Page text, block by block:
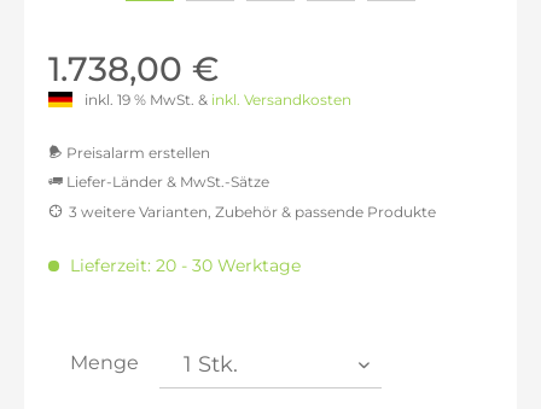
1.738,00 €
inkl. 19 % MwSt. & inkl. Versandkosten
Preisalarm erstellen
Liefer-Länder & MwSt.-Sätze
inkl. 16% MwSt.: 1.694,18 €
inkl. 21% MwSt.: 1.767,21 €
inkl. 22% MwSt.: 1.781,82 €
3 weitere Varianten, Zubehör & passende Produkte
Lieferzeit: 20 - 30 Werktage
Menge